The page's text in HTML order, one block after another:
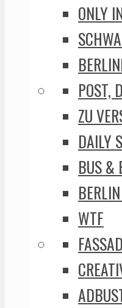
ONLY
POST,
ZU
DAILY
BUS &
WTF